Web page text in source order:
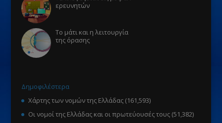
ερευνητών
Το μάτι και η λειτουργία
της όρασης
Δημοφιλέστερα
Χάρτης των νομών της Ελλάδας (161,593)
Οι νομοί της Ελλάδας και οι πρωτεύουσές τους (51,382)